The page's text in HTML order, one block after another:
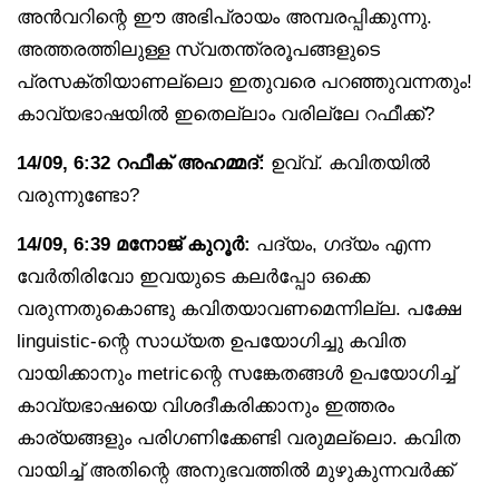
അൻവറിന്റെ ഈ അഭിപ്രായം അമ്പരപ്പിക്കുന്നു.
അത്തരത്തിലുള്ള സ്വതന്ത്രരൂപങ്ങളുടെ
പ്രസക്തിയാണല്ലൊ ഇതുവരെ പറഞ്ഞുവന്നതും!
കാവ്യഭാഷയിൽ ഇതെല്ലാം വരില്ലേ റഫീക്ക്?
14/09, 6:32 റഫീക് അഹമ്മദ്: ഉവ്വ്. കവിതയിൽ
വരുന്നുണ്ടോ?
14/09, 6:39 മനോജ് കുറൂർ: പദ്യം, ഗദ്യം എന്ന
വേർതിരിവോ ഇവയുടെ കലർപ്പോ ഒക്കെ
വരുന്നതുകൊണ്ടു കവിതയാവണമെന്നില്ല. പക്ഷേ
linguistic-ന്റെ സാധ്യത ഉപയോഗിച്ചു കവിത
വായിക്കാനും metricന്റെ സങ്കേതങ്ങൾ ഉപയോഗിച്ച്
കാവ്യഭാഷയെ വിശദീകരിക്കാനും ഇത്തരം
കാര്യങ്ങളും പരിഗണിക്കേണ്ടി വരുമല്ലൊ. കവിത
വായിച്ച് അതിന്റെ അനുഭവത്തിൽ മുഴുകുന്നവർക്ക്